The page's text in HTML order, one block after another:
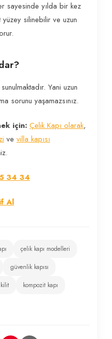
sayesinde yılda bir kez
silinebilir ve uzun
Yani uzun
sorunu yaşamazsınız.
için: Çelik Kapı olarak,
ve villa kapısı
34 34
Al
çelik kapı modelleri
güvenlik kapısı
kompozit kapı